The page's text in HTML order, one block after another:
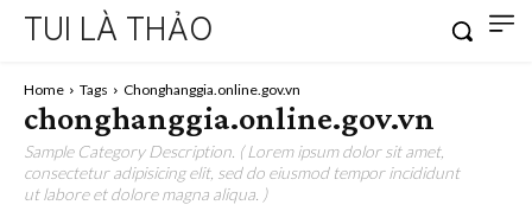
TUI LÀ THẢO
Home Tags Chonghanggia.online.gov.vn
chonghanggia.online.gov.vn
Sample Category Description. ( Lorem ipsum dolor sit amet,
consectetur adipisicing elit, sed do eiusmod tempor incididunt
ut labore et dolore magna aliqua. )